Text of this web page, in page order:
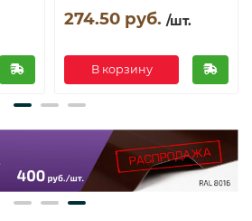
274.50 руб. /шт.
В корзину